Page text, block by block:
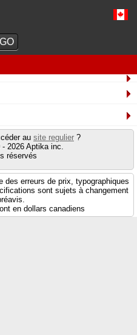
au site regulier ?
2026 Aptika inc.
réservés
des erreurs de prix, typographiques
sont sujets à changement
en dollars canadiens